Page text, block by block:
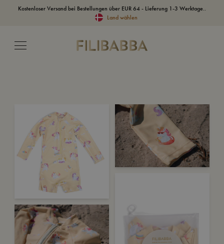
Kostenloser Versand bei Bestellungen über EUR 64 - Lieferung 1-3 Werktage..
Land wählen